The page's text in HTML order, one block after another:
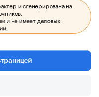
и сгенерирована на
и не имеет деловых